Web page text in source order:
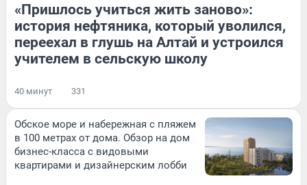
«Пришлось учиться жить заново»:
история нефтяника, который уволился,
переехал в глушь на Алтай и устроился
учителем в сельскую школу
40 минут 331
Обское море и набережная с пляжем
в 100 метрах от дома. Обзор на дом
бизнес-класса с видовыми
квартирами и дизайнерским лобби